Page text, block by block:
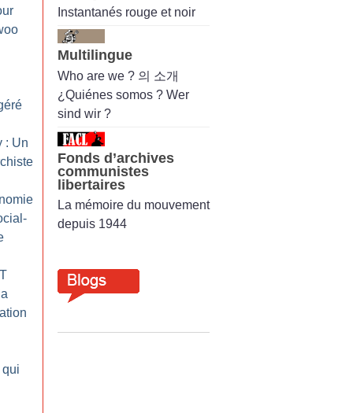
: Un
Instantanés rouge et noir
Multilingue
Who are we ? 의 소개
¿Quiénes somos ? Wer
sind wir ?
Fonds d’archives
communistes
libertaires
La mémoire du mouvement
depuis 1944